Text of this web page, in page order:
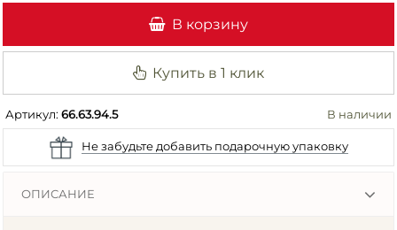
В корзину
Купить в 1 клик
Артикул:66.63.94.5 В наличии
Не забудьте добавить подарочную упаковку
ОПИСАНИЕ